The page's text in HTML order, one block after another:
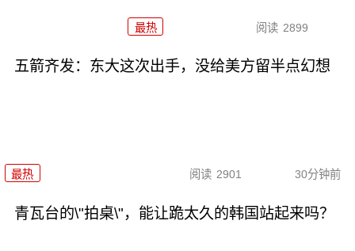
最热 阅读 2899
五箭齐发：东大这次出手，没给美方留半点幻想
最热 阅读 2901 30分钟前
青瓦台的\"拍桌\"，能让跪太久的韩国站起来吗？